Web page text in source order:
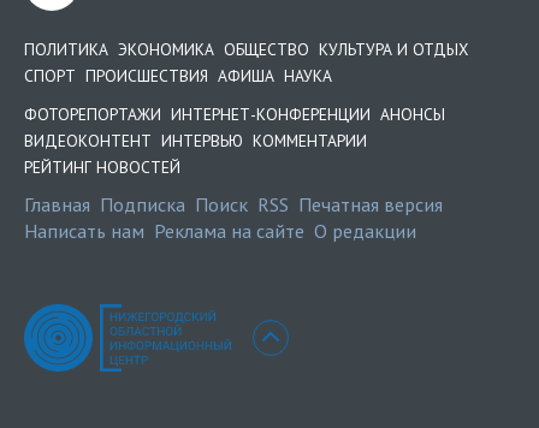
ПОЛИТИКА ЭКОНОМИКА ОБЩЕСТВО КУЛЬТУРА И ОТДЫХ
СПОРТ ПРОИСШЕСТВИЯ АФИША НАУКА
ФОТОРЕПОРТАЖИ ИНТЕРНЕТ-КОНФЕРЕНЦИИ АНОНСЫ
ВИДЕОКОНТЕНТ ИНТЕРВЬЮ КОММЕНТАРИИ
РЕЙТИНГ НОВОСТЕЙ
Главная Подписка Поиск RSS Печатная версия
Написать нам Реклама на сайте О редакции